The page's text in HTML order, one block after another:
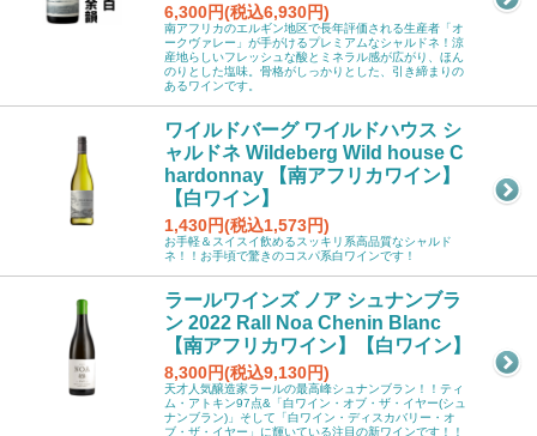
6,300円(税込6,930円)
南アフリカのエルギン地区で長年評価される生産者「オ
ークヴァレー」が手がけるプレミアムなシャルドネ！涼
産地らしいフレッシュな酸とミネラル感が広がり、ほん
のりとした塩味。骨格がしっかりとした、引き締まりの
あるワインです。
ワイルドバーグ ワイルドハウス シ
ャルドネ Wildeberg Wild house C
hardonnay 【南アフリカワイン】
【白ワイン】
1,430円(税込1,573円)
お手軽＆スイスイ飲めるスッキリ系高品質なシャルド
ネ！！お手頃で驚きのコスパ系白ワインです！
ラールワインズ ノア シュナンブラ
ン 2022 Rall Noa Chenin Blanc
【南アフリカワイン】【白ワイン】
8,300円(税込9,130円)
天才人気醸造家ラールの最高峰シュナンブラン！！ティ
ム・アトキン97点&「白ワイン・オブ・ザ・イヤー(シュ
ナンブラン)」そして「白ワイン・ディスカバリー・オ
ブ・ザ・イヤー」に輝いている注目の新ワインです！！